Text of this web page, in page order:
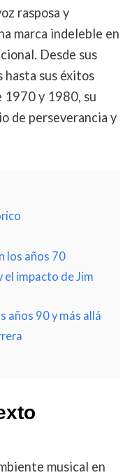
rasposa y
marca indeleble en
Desde sus
hasta sus éxitos
1970 y 1980, su
de perseverancia y
los años 70
el impacto de Jim
años 90 y más allá
musical en